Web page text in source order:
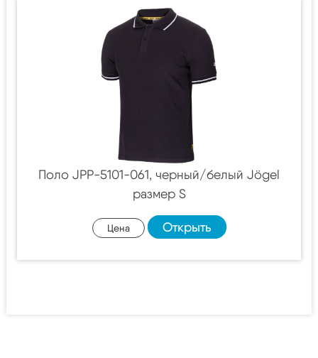
Поло JPP-5101-061, черный/белый Jögel
размер S
Цена Открыть